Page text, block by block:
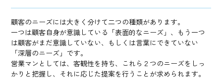
顧客のニーズには大きく分けて二つの種類があります。
一つは顧客自身が意識している「表面的なニーズ」、もう一つ
は顧客がまだ意識していない、もしくは言葉にできていない
「深層のニーズ」です。
営業マンとしては、客観性を持ち、これら２つのニーズをしっ
かりと把握し、それに応じた提案を行うことが求められます。